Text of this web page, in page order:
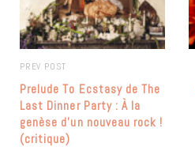
PREV POST
Prelude To Ecstasy de The
Last Dinner Party : À la
genèse d’un nouveau rock !
(critique)